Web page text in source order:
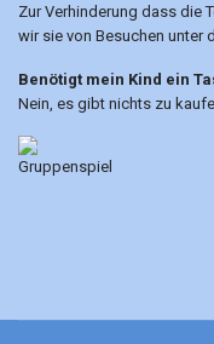
Zur Verhinderung dass die
wir sie von Besuchen unter
Benötigt mein Kind ein
Nein, es gibt nichts zu
Gruppenspiel